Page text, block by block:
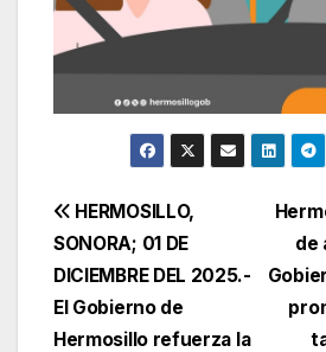
Navegación
de
entradas
de
HERMOSILLO,
SONORA; 01 DE
DICIEMBRE DEL 2025.-
El Gobierno de
Hermosillo refuerza la